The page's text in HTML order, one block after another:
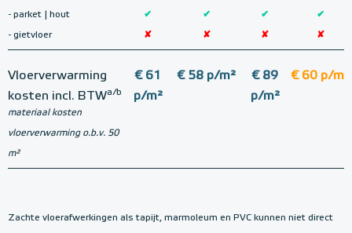
- parket | hout ✔ ✔ ✔ ✔
- gietvloer ✘ ✘ ✘ ✘
Vloerverwarming
kosten incl. BTWa/b
materiaal kosten
vloerverwarming o.b.v. 50
m²
€ 61
p/m²
€ 58 p/m²
€ 89
p/m²
€ 60 p/m²
Zachte vloerafwerkingen als tapijt, marmoleum en PVC kunnen niet direct